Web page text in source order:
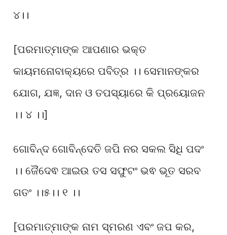
୪।।
[ପରମାତ୍ମାଙ୍କ ଆପଣାର ଭକ୍ତ
କାୟମନୋବାକ୍ୟରେ ପବିତ୍ର ।। ସେମାନଙ୍କର
ଯୋଗ, ଯଜ୍ଞ, ଦାନ ଓ ତପସ୍ୟାରେ କି ପ୍ରୟୋଜନ
।। ୪ ।।]
ଗୋବିନ୍ଦ ଗୋବିନ୍ଦେତି ଜପି ନର ସକଲ ସିଧି ପଦଂ
।। ଜୈଦେଵ ଆଇଉ ତସ ସଫୁଟଂ ଭଵ ଭୂତ ସରବ
ଗତଂ ।।୫।। ୧ ।।
[ପରମାତ୍ମାଙ୍କ ନାମ ସ୍ମରଣ ଏବଂ ଜପ କର,